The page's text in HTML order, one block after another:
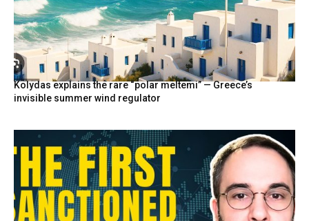
Kolydas explains the rare “polar meltemi” — Greece’s
invisible summer wind regulator